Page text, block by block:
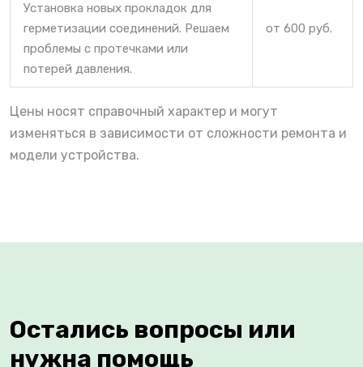
Установка новых прокладок для
герметизации соединений. Решаем
проблемы с протечками или
потерей давления.
от 600 руб.
Цены носят справочный характер и могут
изменяться в зависимости от сложности ремонта и
модели устройства.
Остались вопросы или
нужна помощь